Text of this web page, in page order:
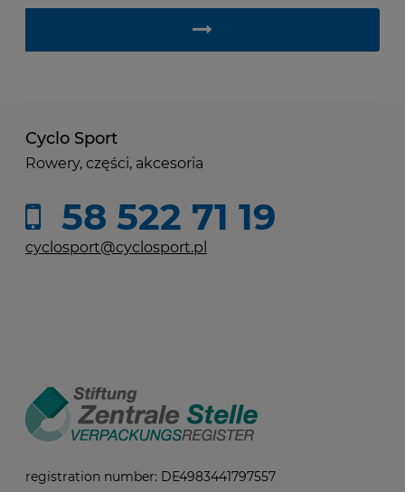
Cyclo Sport
Rowery, części, akcesoria
58 522 71 19
cyclosport@cyclosport.pl
registration number: DE4983441797557